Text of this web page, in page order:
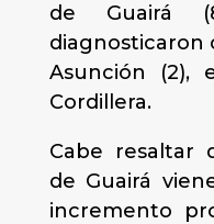
de Guairá
diagnosticaron
Asunción (2),
Cordillera.
Cabe resaltar
de Guairá
incremento